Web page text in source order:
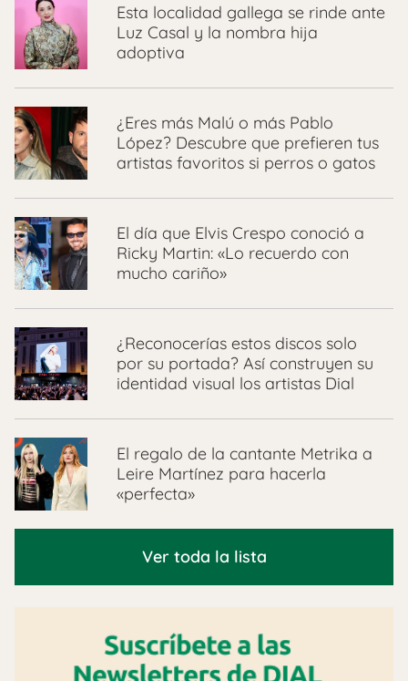
Esta localidad gallega se rinde ante
Luz Casal y la nombra hija
adoptiva
¿Eres más Malú o más Pablo
López? Descubre que prefieren tus
artistas favoritos si perros o gatos
El día que Elvis Crespo conoció a
Ricky Martin: «Lo recuerdo con
mucho cariño»
¿Reconocerías estos discos solo
por su portada? Así construyen su
identidad visual los artistas Dial
El regalo de la cantante Metrika a
Leire Martínez para hacerla
«perfecta»
Ver toda la lista